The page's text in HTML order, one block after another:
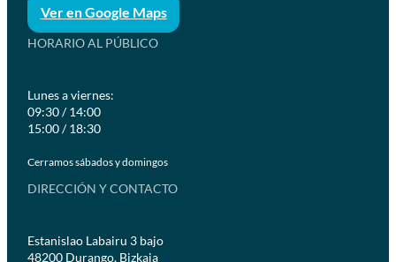
Ver en Google Maps
HORARIO AL PÚBLICO
Lunes a viernes:
09:30 / 14:00
15:00 / 18:30
Cerramos sábados y domingos
DIRECCIÓN Y CONTACTO
Estanislao Labairu 3 bajo
48200 Durango, Bizkaia